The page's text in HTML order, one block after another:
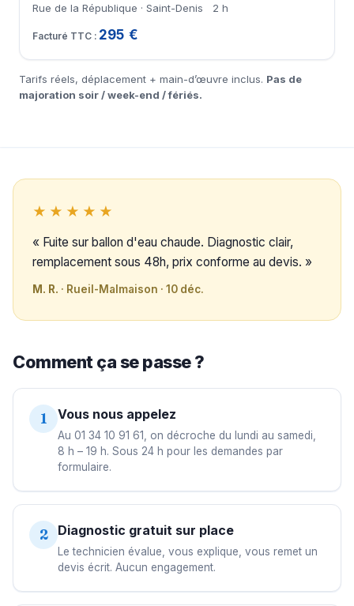
Rue de la République · Saint-Denis 2 h
295 €
Tarifs réels, déplacement + main-d’œuvre inclus. Pas de
majoration soir / week-end / fériés.
★★★★★
« Fuite sur ballon d'eau chaude. Diagnostic clair,
remplacement sous 48h, prix conforme au devis. »
M. R. · Rueil-Malmaison · 10 déc.
Comment ça se passe ?
1 Vous nous appelez
Au 01 34 10 91 61, on décroche du lundi au samedi,
8 h – 19 h. Sous 24 h pour les demandes par
formulaire.
2 Diagnostic gratuit sur place
Le technicien évalue, vous explique, vous remet un
devis écrit. Aucun engagement.